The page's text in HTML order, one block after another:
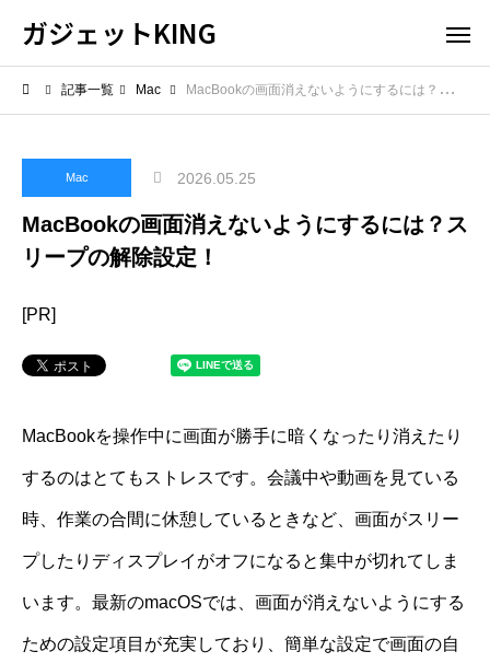
ガジェットKING
記事一覧 Mac MacBookの画面消えないようにするには？スリープの解除設定！
Mac 2026.05.25
MacBookの画面消えないようにするには？ス
リープの解除設定！
[PR]
MacBookを操作中に画面が勝手に暗くなったり消えたり
するのはとてもストレスです。会議中や動画を見ている
時、作業の合間に休憩しているときなど、画面がスリー
プしたりディスプレイがオフになると集中が切れてしま
います。最新のmacOSでは、画面が消えないようにする
ための設定項目が充実しており、簡単な設定で画面の自